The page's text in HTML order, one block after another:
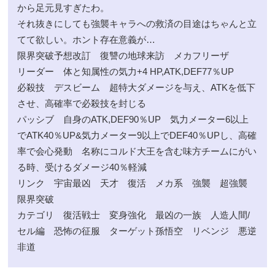
から足元見すぎたわ。
それ抜きにしても強襲キャラへの救済の目途はちゃんと立
てて欲しい。ホント存在意義が…
限界突破予想改訂 復讐の地球来訪 メカフリーザ
リーダー 体と知属性の気力+4 HP,ATK,DEF77％UP
必殺技 デスビーム 超特大ダメージを与え、ATKを低下
させ、高確率で必殺技を封じる
パッシブ 自身のATK,DEF90％UP 気力メーター6以上
でATK40％UP&気力メーター9以上でDEF40％UPし、高確
率で会心発動 名称にコルド大王を含む味方チームにがい
る時、受けるダメージ40％軽減
リンク 宇宙最凶 天才 復活 メカ系 強襲 超強襲
限界突破
カテゴリ 復活戦士 変身強化 最凶の一族 人造人間/
セル編 恐怖の征服 ターゲット孫悟空 リベンジ 悪逆
非道